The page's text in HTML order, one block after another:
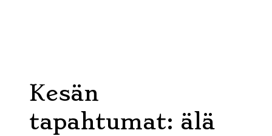
Kesän
tapahtumat: älä